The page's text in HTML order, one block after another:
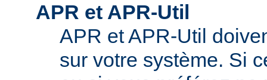
APR et APR-Util
APR et APR-Util
sur votre système. Si